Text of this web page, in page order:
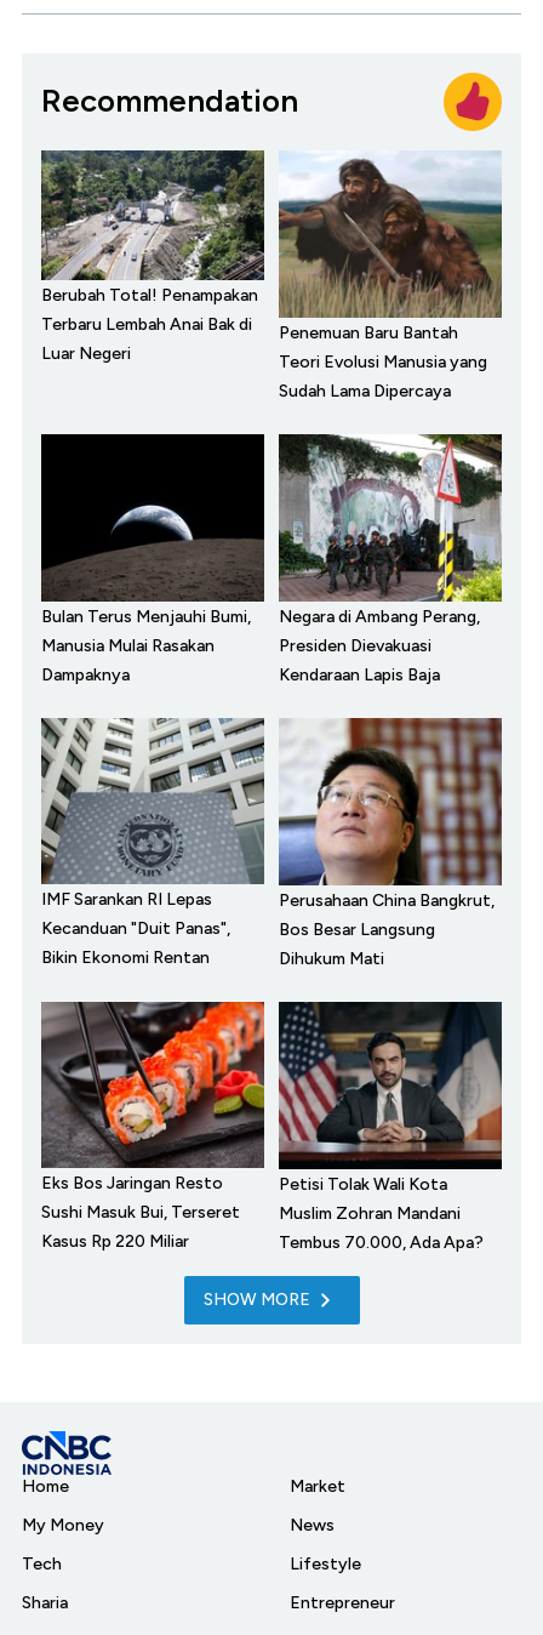
Recommendation
Berubah Total! Penampakan
Terbaru Lembah Anai Bak di
Luar Negeri
Penemuan Baru Bantah
Teori Evolusi Manusia yang
Sudah Lama Dipercaya
Bulan Terus Menjauhi Bumi,
Manusia Mulai Rasakan
Dampaknya
Negara di Ambang Perang,
Presiden Dievakuasi
Kendaraan Lapis Baja
IMF Sarankan RI Lepas
Kecanduan "Duit Panas",
Bikin Ekonomi Rentan
Perusahaan China Bangkrut,
Bos Besar Langsung
Dihukum Mati
Eks Bos Jaringan Resto
Sushi Masuk Bui, Terseret
Kasus Rp 220 Miliar
Petisi Tolak Wali Kota
Muslim Zohran Mandani
Tembus 70.000, Ada Apa?
SHOW MORE
Home
My Money
Tech
Sharia
Market
News
Lifestyle
Entrepreneur